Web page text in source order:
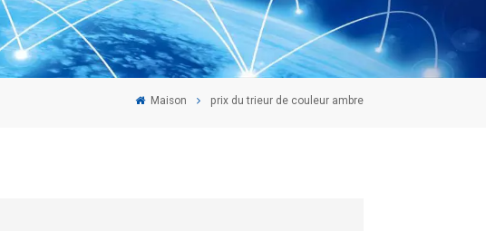
Maison prix du trieur de couleur ambre